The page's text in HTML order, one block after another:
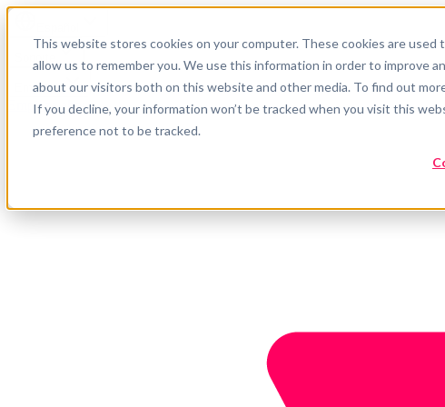
This website stores cookies on your computer. These cookies are
allow us to remember you. We use this information in order to improve
about our visitors both on this website and other media. To find out
If you decline, your information won’t be tracked when you visit this
preference not to be tracked.
Soporte
Empresa
Empieza ahora